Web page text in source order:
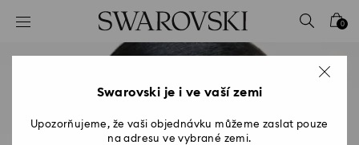
Seznam přístupových kódů 0
Swarovski je i ve vaší zemi
Upozorňujeme, že vaši objednávku můžeme zaslat pouze
na adresu ve vybrané zemi.